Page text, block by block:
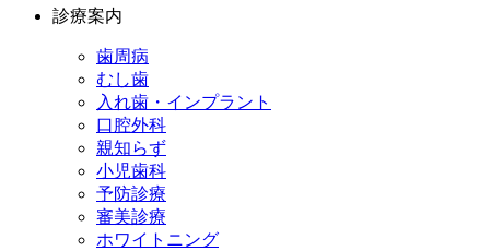
診療案内
歯周病
むし歯
入れ歯・インプラント
口腔外科
親知らず
小児歯科
予防診療
審美診療
ホワイトニング